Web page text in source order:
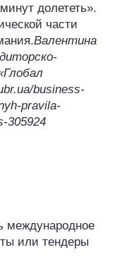
долететь».
части
Валентина
business-
pravila-
305924
международное
или тендеры